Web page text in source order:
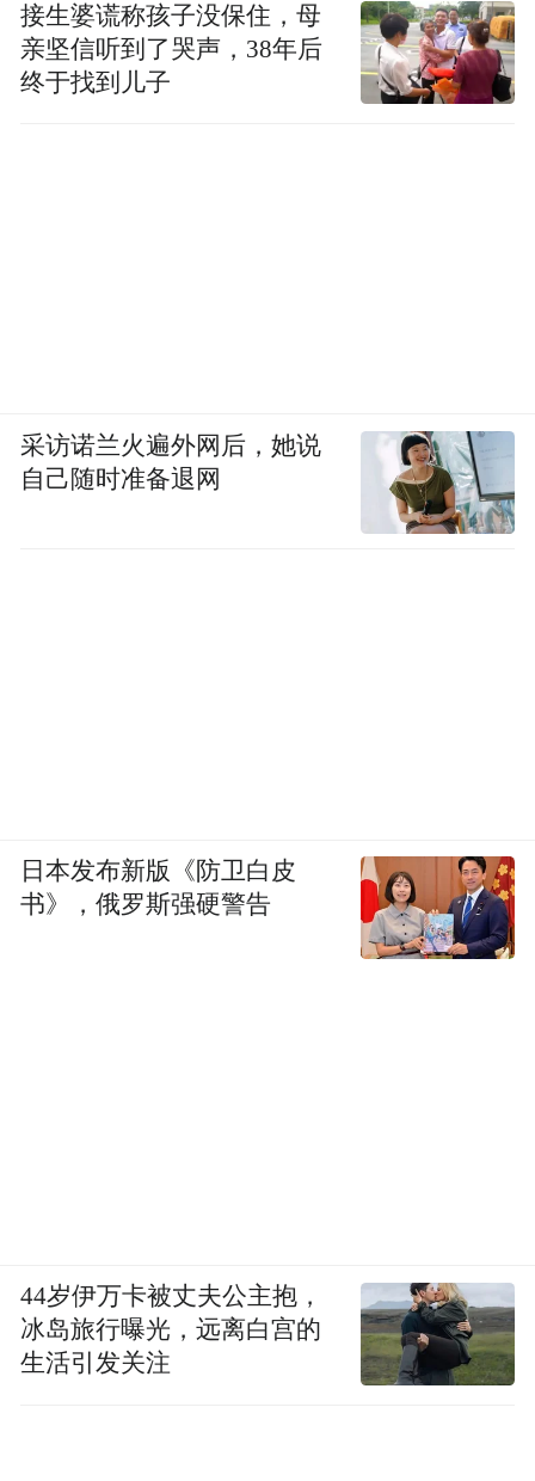
接生婆谎称孩子没保住，母
亲坚信听到了哭声，38年后
终于找到儿子
采访诺兰火遍外网后，她说
自己随时准备退网
日本发布新版《防卫白皮
书》，俄罗斯强硬警告
44岁伊万卡被丈夫公主抱，
冰岛旅行曝光，远离白宫的
生活引发关注